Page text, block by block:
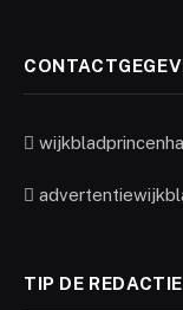
TIP DE REDACTIE